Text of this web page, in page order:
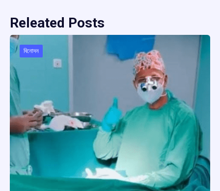
Releated Posts
বিনোদন